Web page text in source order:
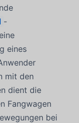
-
eines
mit den
dient die
Fangwagen
bei